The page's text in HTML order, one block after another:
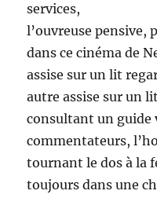
services,
l’ouvreuse pensive,
dans ce cinéma de
assise sur un lit
autre assise sur un
consultant un guide
commentateurs,
tournant le dos à la
toujours dans une